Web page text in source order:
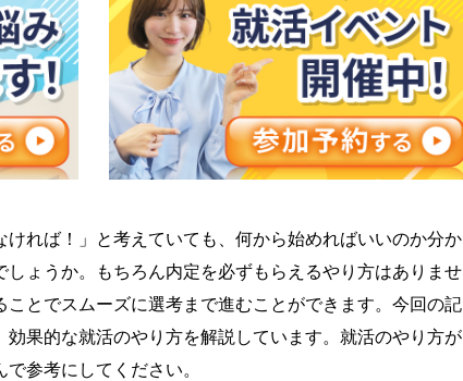
ければ！」と考えていても、何から始めればいいのか分か
しょうか。もちろん内定を必ずもらえるやり方はありませ
ことでスムーズに選考まで進むことができます。今回の記
果的な就活のやり方を解説しています。就活のやり方が
参考にしてください。